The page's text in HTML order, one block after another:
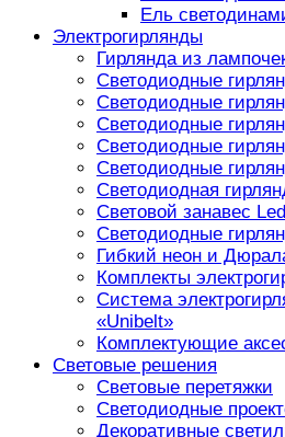
Ель
Электрогирлянды
Гирлянда из
Светодиодные
Светодиодные
Светодиодные
Светодиодные
Светодиодные
Светодиодная
Световой занавес Led
Светодиодные
Гибкий неон и
Комплекты
Система
«Unibelt»
Комплектующие
Световые решения
Световые перетяжки
Светодиодные
Декоративные